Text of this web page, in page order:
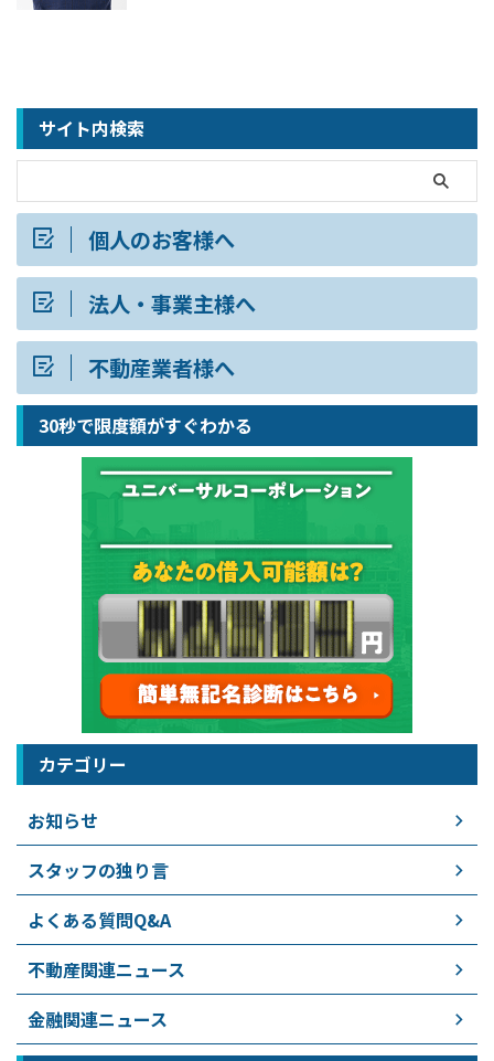
サイト内検索
個人のお客様へ
法人・事業主様へ
不動産業者様へ
30秒で限度額がすぐわかる
カテゴリー
お知らせ
スタッフの独り言
よくある質問Q&A
不動産関連ニュース
金融関連ニュース